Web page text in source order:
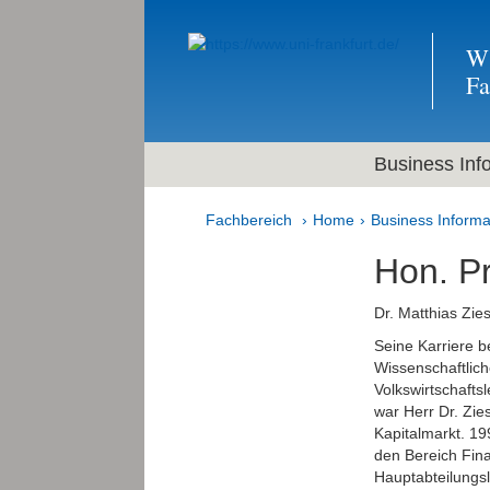
Business
Fachbereich Home Business
Hon.
Dr. Matthias
Seine Karriere
war Herr Dr.
Kapitalmarkt.
den Bereich